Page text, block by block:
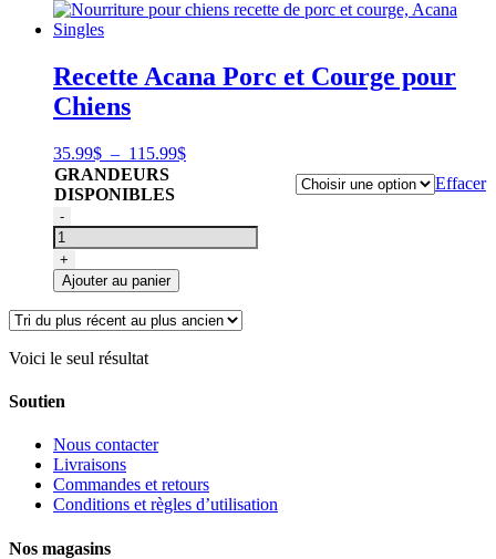
Recette Acana Porc et Courge pour
Chiens
35.99$ – 115.99$Plage
à
115.99$
GRANDEURS
DISPONIBLES
Effacer
quantité
de
Nourriture
pour
chiens
recette
de
porc
Acana
-
+
Ajouter au panier
Voici le seul résultat
Soutien
Nous contacter
Livraisons
Commandes et retours
Conditions et règles d’utilisation
Nos magasins